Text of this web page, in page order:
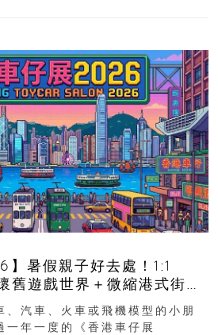
】暑假親子好去處！1:1
遊戲世界＋微縮港式街景
庭必去！
、汽車、火車或飛機模型的小朋
一年一度的《香港車仔展